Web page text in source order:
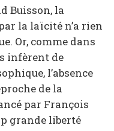
Buisson, la
la laïcité n’a rien
Or, comme dans
infèrent de
l’absence
de la
par François
grande liberté